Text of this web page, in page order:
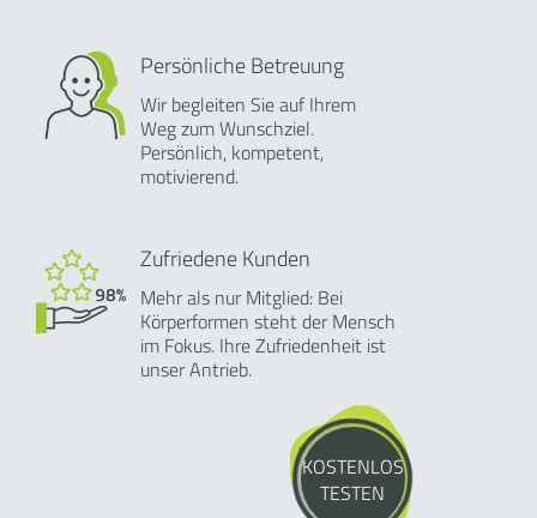
Persönliche Betreuung
Wir begleiten Sie auf Ihrem
Weg zum Wunschziel.
Persönlich, kompetent,
motivierend.
Zufriedene Kunden
Mehr als nur Mitglied: Bei
Körperformen steht der Mensch
im Fokus. Ihre Zufriedenheit ist
unser Antrieb.
KOSTENLOS
TESTEN